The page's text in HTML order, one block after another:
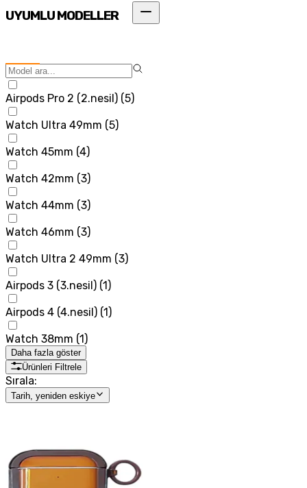
UYUMLU MODELLER
Airpods Pro 2 (2.nesil) (5)
Watch Ultra 49mm (5)
Watch 45mm (4)
Watch 42mm (3)
Watch 44mm (3)
Watch 46mm (3)
Watch Ultra 2 49mm (3)
Airpods 3 (3.nesil) (1 )
Airpods 4 (4.nesil) (1 )
Watch 38mm (1 )
Daha fazla göster
Ürünleri Filtrele
Sırala:
Tarih, yeniden eskiye